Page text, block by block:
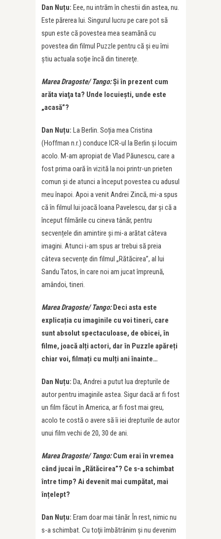
Dan Nuțu: Eee, nu intrăm în chestii din astea, nu.
Este părerea lui. Singurul lucru pe care pot să
spun este că povestea mea seamănă cu
povestea din filmul Puzzle pentru că și eu îmi
ştiu actuala soţie încă din tinereţe.
Marea Dragoste/ Tango:Şi în prezent cum
arăta viaţa ta? Unde locuieşti, unde este
„acasă”?
Dan Nuțu: La Berlin. Soția mea Cristina
(Hoffman n.r.) conduce ICR-ul la Berlin şi locuim
acolo. M-am apropiat de Vlad Păunescu, care a
fost prima oară în vizită la noi printr-un prieten
comun şi de atunci a început povestea cu adusul
meu înapoi. Apoi a venit Andrei Zincă, mi-a spus
că în filmul lui joacă Ioana Pavelescu, dar și că a
început filmările cu cineva tânăr, pentru
secvențele din amintire şi mi-a arătat câteva
imagini. Atunci i-am spus ar trebui să preia
câteva secvenţe din filmul „Rătăcirea”, al lui
Sandu Tatos, în care noi am jucat împreună,
amândoi, tineri.
Marea Dragoste/ Tango:Deci asta este
explicația cu imaginile cu voi tineri, care
sunt absolut spectaculoase, de obicei, în
filme, joacă alți actori, dar în Puzzle apăreți
chiar voi, filmați cu mulți ani înainte…
Dan Nuțu: Da, Andrei a putut lua drepturile de
autor pentru imaginile astea. Sigur dacă ar fi fost
un film făcut în America, ar fi fost mai greu,
acolo te costă o avere să îi iei drepturile de autor
unui film vechi de 20, 30 de ani.
Marea Dragoste/ Tango:Cum erai în vremea
când jucai în „Rătăcirea”? Ce s-a schimbat
între timp? Ai devenit mai cumpătat, mai
înțelept?
Dan Nuțu: Eram doar mai tânăr. În rest, nimic nu
s-a schimbat. Cu toţii îmbătrânim şi nu devenim